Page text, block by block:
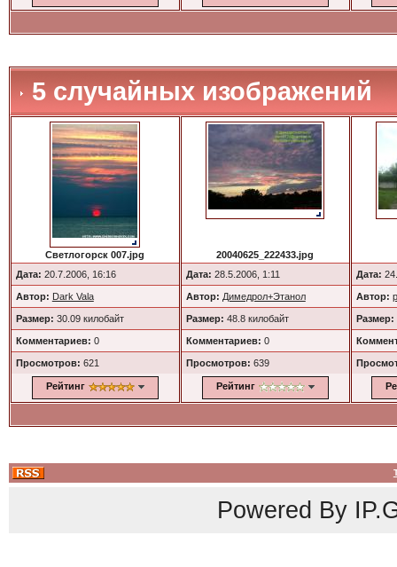
5 случайных изображений
Светлогорск 007.jpg
Дата: 20.7.2006, 16:16
Автор: Dark Vala
Размер: 30.09 килобайт
Комментариев: 0
Просмотров: 621
Рейтинг
20040625_222433.jpg
Дата: 28.5.2006, 1:11
Автор: Димедрол+Этанол
Размер: 48.8 килобайт
Комментариев: 0
Просмотров: 639
Рейтинг
Дата:
Автор:
Размер:
Powered By